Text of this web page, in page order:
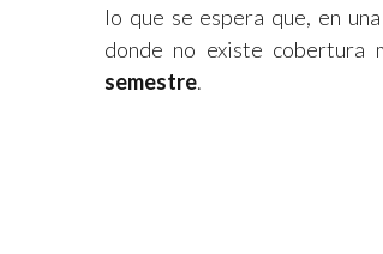
lo que se espera que, en
donde no existe cobertura
semestre.